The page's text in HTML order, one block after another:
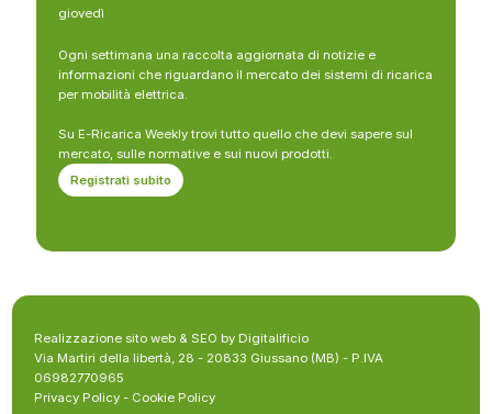
giovedì
Ogni settimana una raccolta aggiornata di notizie e
informazioni che riguardano il mercato dei sistemi di ricarica
per mobilità elettrica.
Su E-Ricarica Weekly trovi tutto quello che devi sapere sul
mercato, sulle normative e sui nuovi prodotti.
Registrati subito
Realizzazione sito web & SEO by Digitalificio
Via Martiri della libertà, 28 - 20833 Giussano (MB) - P.IVA
06982770965
Privacy Policy - Cookie Policy